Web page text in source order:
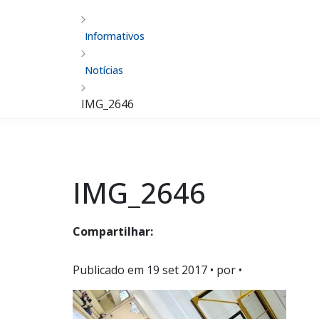
Informativos
Notícias
IMG_2646
IMG_2646
Compartilhar:
Publicado em 19 set 2017 • por •